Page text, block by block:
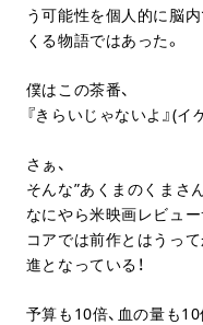
う可能性を個人的に脳
くる物語ではあった。
僕はこの茶番、
『きらいじゃないよ』(イ
さぁ、
そんな”あくまのくまさ
なにやら米映画レビュ
コアでは前作とはうっ
進となっている！
予算も10倍、血の量も10